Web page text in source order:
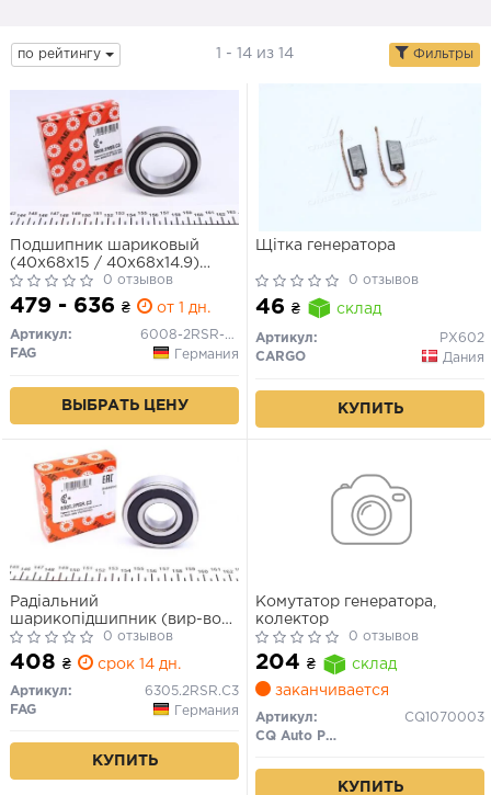
по рейтингу 1 - 14 из 14 Фильтры
Подшипник шариковый
(40x68x15 / 40x68x14.9)
(OEM - NACHNI)0 отзывов
479 - 636 ₴ от 1 дн.
Артикул:
6008-2RSR-C3
FAG
Германия
ВЫБРАТЬ ЦЕНУ
Щітка генератора
0 отзывов
46 ₴ склад
Артикул:
PX602
CARGO
Дания
КУПИТЬ
Радіальний
шарикопідшипник (вир-во
FAG)
0 отзывов
408 ₴ срок 14 дн.
Артикул:
6305.2RSR.C3
FAG
Германия
КУПИТЬ
Комутатор генератора,
колектор
0 отзывов
204 ₴
склад
заканчивается
Артикул:
CQ1070003
CQ Auto Parts
КУПИТЬ